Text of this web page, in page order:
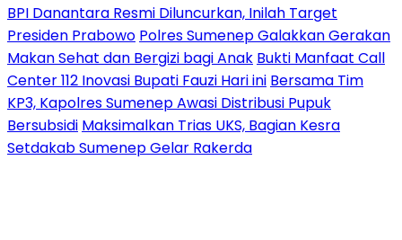
BPI Danantara Resmi Diluncurkan, Inilah Target
Presiden Prabowo Polres Sumenep Galakkan Gerakan
Makan Sehat dan Bergizi bagi Anak Bukti Manfaat Call
Center 112 Inovasi Bupati Fauzi Hari ini Bersama Tim
KP3, Kapolres Sumenep Awasi Distribusi Pupuk
Bersubsidi Maksimalkan Trias UKS, Bagian Kesra
Setdakab Sumenep Gelar Rakerda